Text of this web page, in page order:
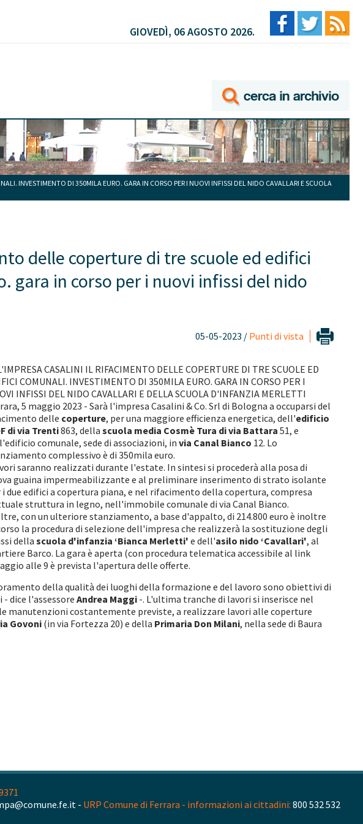
GIOVEDÌ, 06 AGOSTO 2026.
INVESTIMENTO DI 350MILA EURO. GARA IN CORSO PER I NUOVI INFISSI DEL NIDO CAVALLARI E SCUOLA
delle coperture di tre scuole ed edifici
gara in corso per i nuovi infissi del nido
05-05-2023 / Punti di vista
CASALINI IL RIFACIMENTO DELLE COPERTURE DI TRE SCUOLE ED
COMUNALI. INVESTIMENTO DI 350MILA EURO. GARA IN CORSO PER I
INFISSI DEL NIDO CAVALLARI E DELLA SCUOLA D'INFANZIA MERLETTI
5 maggio 2023 - Sarà l'impresa Casalini & Co. Srl di Bologna a occuparsi del
delle coperture, per una maggiore efficienza energetica, dell'edificio
di via Trenti863, della scuola media Cosmè Tura di via Battara 51, e
comunale, sede di associazioni, in via Canal Bianco 12. Lo
complessivo è di 350mila euro.
saranno realizzati durante l'estate. In sintesi si procederà alla posa di
guaina impermeabilizzante e al preliminare inserimento di strato isolante
i due edifici a copertura piana, e nel rifacimento della copertura, compresa
struttura in legno, nell'immobile comunale di via Canal Bianco.
con un ulteriore stanziamento, a base d'appalto, di 214.800 euro è inoltre
la procedura di selezione dell'impresa che realizzerà la sostituzione degli
dellascuola d'infanzia ‘Bianca Merletti' e dell'asilo nido ‘Cavallari', al
Barco. La gara è aperta (con procedura telematica accessibile al link
alle 9 è prevista l'apertura delle offerte.
della qualità dei luoghi della formazione e del lavoro sono obiettivi di
dice l'assessoreAndrea Maggi -. L'ultima tranche di lavori si inserisce nel
costantemente previste, a realizzare lavori alle coperture
Govoni(in via Fortezza 20) e della Primaria Don Milani, nella sede di Baura
- URP Comune di Ferrara - informazioni ai cittadini: 800 532 532